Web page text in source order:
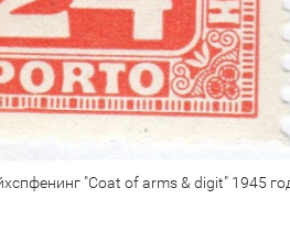
"Coat of arms & digit" 1945